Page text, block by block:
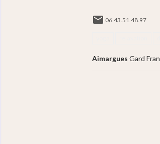
06.43.51.48.97
Aimargues Gard